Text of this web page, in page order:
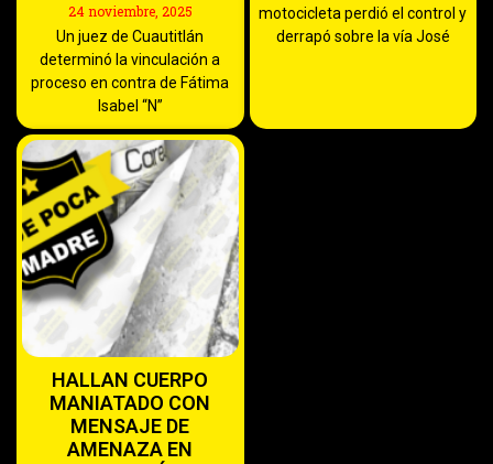
24 noviembre, 2025
Un juez de Cuautitlán
determinó la vinculación a
proceso en contra de Fátima
Isabel “N”
motocicleta perdió el control y
derrapó sobre la vía José
HALLAN CUERPO
MANIATADO CON
MENSAJE DE
AMENAZA EN